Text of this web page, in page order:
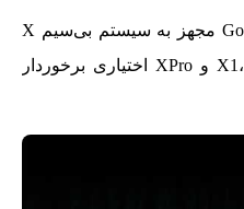
فلاش گودکس Godox QT600IIIM مجهز به سیستم بی‌سیم X
داخلی بوده و از فرستنده X1، X2 و XPro اختیاری برخوردار